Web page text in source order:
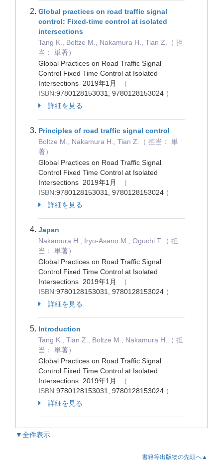
Global practices on road traffic signal
control: Fixed-time control at isolated
intersections
Tang K., Boltze M., Nakamura H., Tian Z.（ 担
当： 単著）
Global Practices on Road Traffic Signal
Control Fixed Time Control at Isolated
Intersections 2019年1月
（
ISBN:9780128153031, 9780128153024 ）
詳細を見る
Principles of road traffic signal control
Boltze M., Nakamura H., Tian Z.（ 担当： 単
著）
Global Practices on Road Traffic Signal
Control Fixed Time Control at Isolated
Intersections 2019年1月
（
ISBN:9780128153031, 9780128153024 ）
詳細を見る
Japan
Nakamura H., Iryo-Asano M., Oguchi T.（ 担
当： 単著）
Global Practices on Road Traffic Signal
Control Fixed Time Control at Isolated
Intersections 2019年1月
（
ISBN:9780128153031, 9780128153024 ）
詳細を見る
Introduction
Tang K., Tian Z., Boltze M., Nakamura H.（ 担
当： 単著）
Global Practices on Road Traffic Signal
Control Fixed Time Control at Isolated
Intersections 2019年1月
（
ISBN:9780128153031, 9780128153024 ）
詳細を見る
▼全件表示
書籍等出版物の先頭へ▲